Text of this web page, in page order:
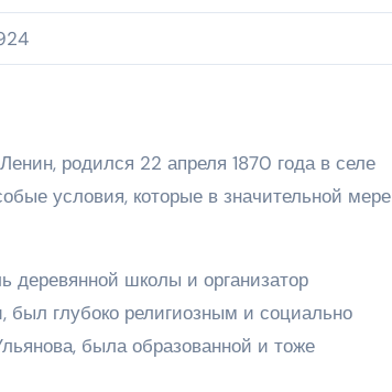
родился 22 апреля 1870 года в селе
условия, которые в значительной мере
деревянной школы и организатор
был глубоко религиозным и социально
была образованной и тоже